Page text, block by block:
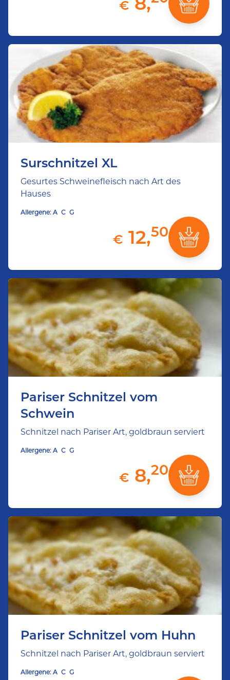
€
Surschnitzel XL
Gesurtes Schweinefleisch nach Art des
Hauses
Allergene: A C G
€ 12,50
Pariser Schnitzel vom
Schwein
Schnitzel nach Pariser Art, goldbraun serviert
Allergene: A C G
€ 8,20
Pariser Schnitzel vom Huhn
Schnitzel nach Pariser Art, goldbraun serviert
Allergene: A C G